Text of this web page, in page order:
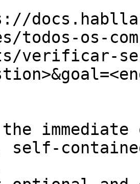
todos-os-
verificar-
self-